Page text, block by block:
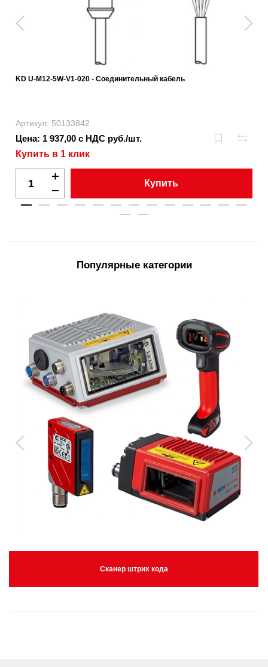
KD U-M12-5W-V1-020 - Соединительный кабель
Артикул: 50133842
Цена: 1 937,00 с НДС руб./шт.
Купить в 1 клик
Купить
Популярные категории
Сканер штрих кода